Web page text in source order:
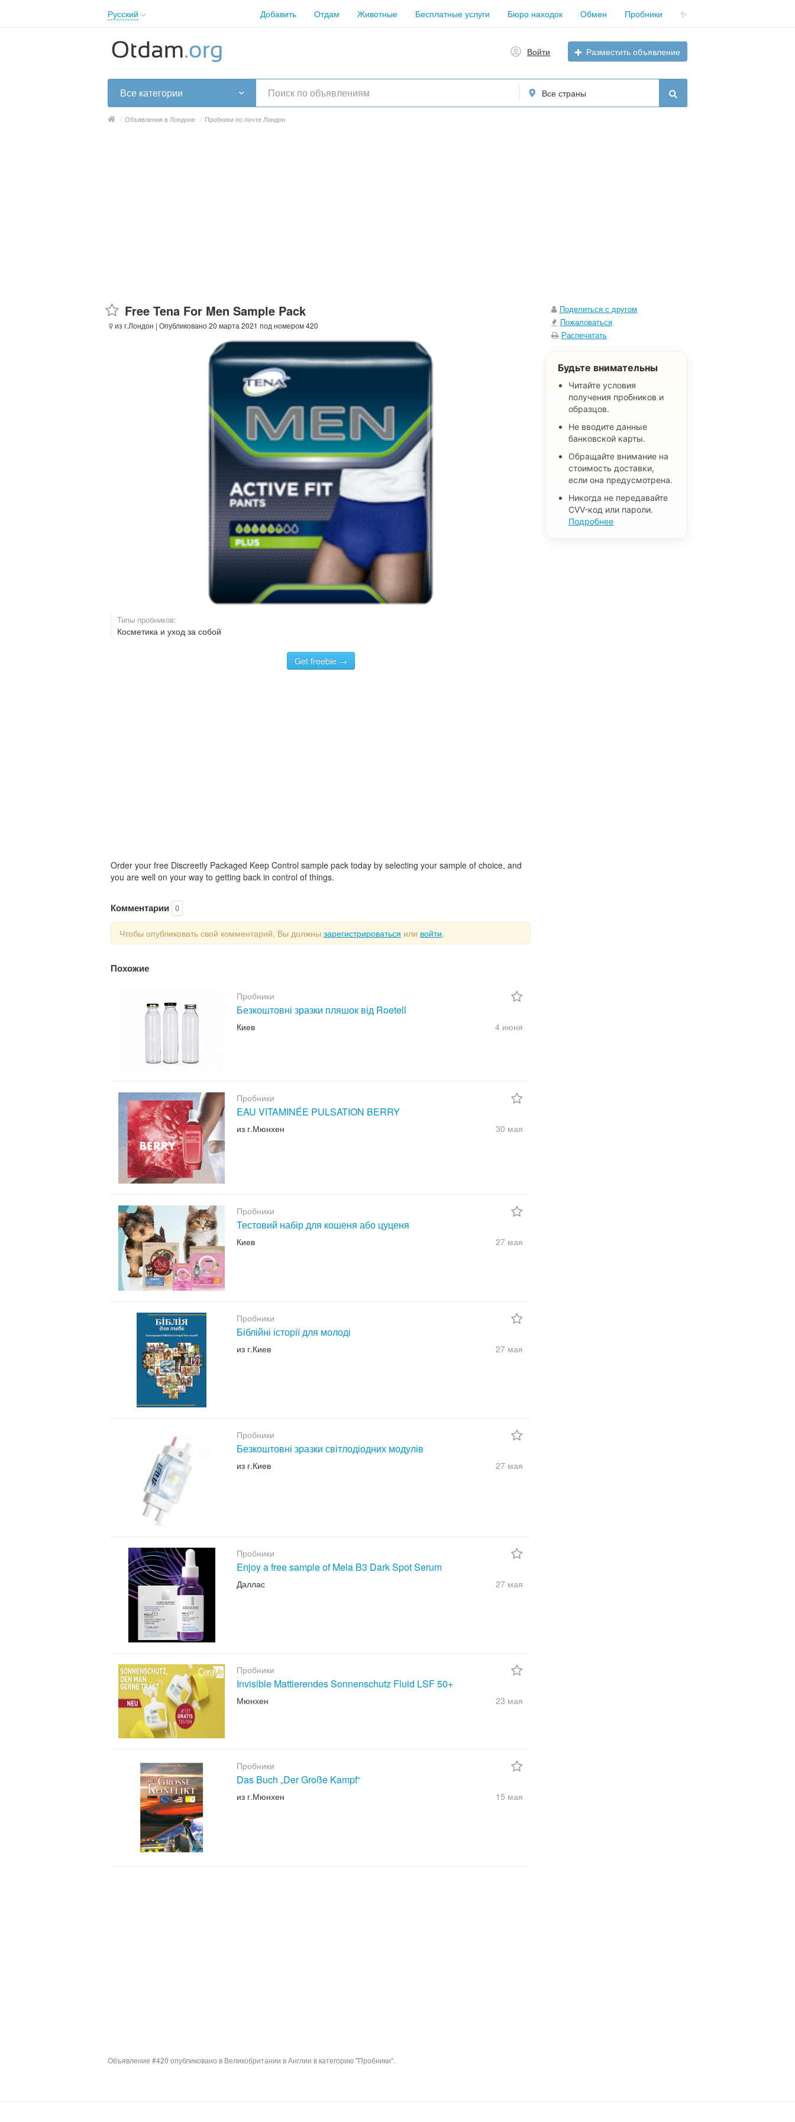
Русский
English
Русский
Українська
Добавить Отдам Животные Бесплатные услуги Бюро находок Обмен Пробники ✨
Войти Разместить объявление
Все категории Все страны
/ Объявления в Лондоне / Пробники по почте Лондон
Free Tena For Men Sample Pack
из г.Лондон | Опубликовано 20 марта 2021 под номером 420
Типы пробников:
Косметика и уход за собой
Get freebie →
Order your free Discreetly Packaged Keep Control sample pack today by selecting your sample of choice, and
you are well on your way to getting back in control of things.
Комментарии 0
Чтобы опубликовать свой комментарий, Вы должны зарегистрироваться или войти.
Похожие
Пробники
Безкоштовні зразки пляшок від Roetell
Киев 4 июня
Пробники
EAU VITAMINÉE PULSATION BERRY
из г.Мюнхен 30 мая
Пробники
Тестовий набір для кошеня або цуценя
Киев 27 мая
Пробники
Біблійні історії для молоді
из г.Киев 27 мая
Пробники
Безкоштовні зразки світлодіодних модулів
из г.Киев 27 мая
Пробники
Enjoy a free sample of Mela B3 Dark Spot Serum
Даллас 27 мая
Пробники
Invisible Mattierendes Sonnenschutz Fluid LSF 50+
Мюнхен 23 мая
Пробники
Das Buch „Der Große Kampf“
из г.Мюнхен 15 мая
Поделиться с другом
Пожаловаться
Распечатать
Будьте внимательны
Читайте условия
получения пробников и
образцов.
Не вводите данные
банковской карты.
Обращайте внимание на
стоимость доставки,
если она предусмотрена.
Никогда не передавайте
CVV-код или пароли.
Подробнее
Объявление #420 опубликовано в Великобритании в Англии в категорию "Пробники".